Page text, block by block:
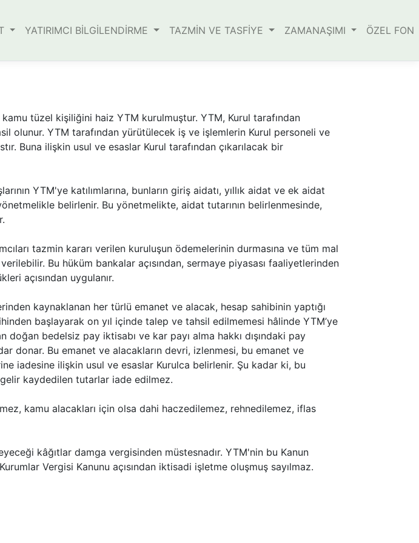
YATIRIMCI BİLGİLENDİRME TAZMİN VE TASFİYE ZAMANAŞIMI ÖZEL FON
tüzel kişiliğini haiz YTM kurulmuştur. YTM, Kurul tarafından
olunur. YTM tarafından yürütülecek iş ve işlemlerin Kurul personeli ve
Buna ilişkin usul ve esaslar Kurul tarafından çıkarılacak bir
YTM'ye katılımlarına, bunların giriş aidatı, yıllık aidat ve ek aidat
belirlenir. Bu yönetmelikte, aidat tutarının belirlenmesinde,
tazmin kararı verilen kuruluşun ödemelerinin durmasına ve tüm mal
Bu hüküm bankalar açısından, sermaye piyasası faaliyetlerinden
açısından uygulanır.
kaynaklanan her türlü emanet ve alacak, hesap sahibinin yaptığı
başlayarak on yıl içinde talep ve tahsil edilmemesi hâlinde YTM’ye
bedelsiz pay iktisabı ve kar payı alma hakkı dışındaki pay
donar. Bu emanet ve alacakların devri, izlenmesi, bu emanet ve
iadesine ilişkin usul ve esaslar Kurulca belirlenir. Şu kadar ki, bu
gelir kaydedilen tutarlar iade edilmez.
kamu alacakları için olsa dahi haczedilemez, rehnedilemez, iflas
kâğıtlar damga vergisinden müstesnadır. YTM'nin bu Kanun
Vergisi Kanunu açısından iktisadi işletme oluşmuş sayılmaz.